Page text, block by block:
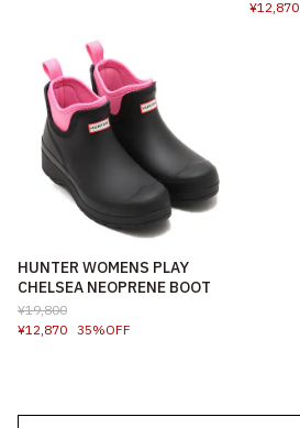
¥12,870
HUNTER WOMENS PLAY
CHELSEA NEOPRENE BOOT
¥19,800
¥12,870 35%OFF